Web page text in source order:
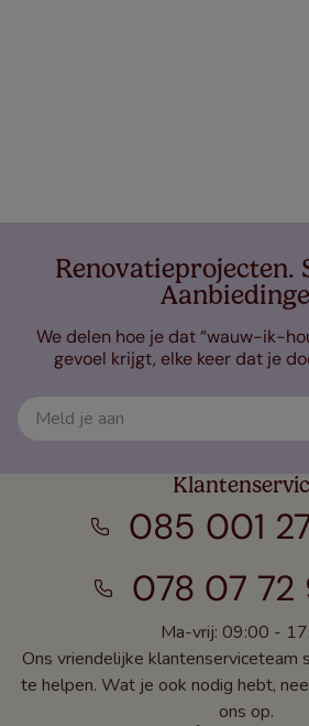
Renovatieprojecten.
We delen hoe je dat “wauw-ik-
gevoel krijgt, elke keer dat je
085 001
078 07 72
Ma-vrij: 09:00 -
Ons vriendelijke klantenserviceteam
te helpen. Wat je ook nodig hebt,
ons op.